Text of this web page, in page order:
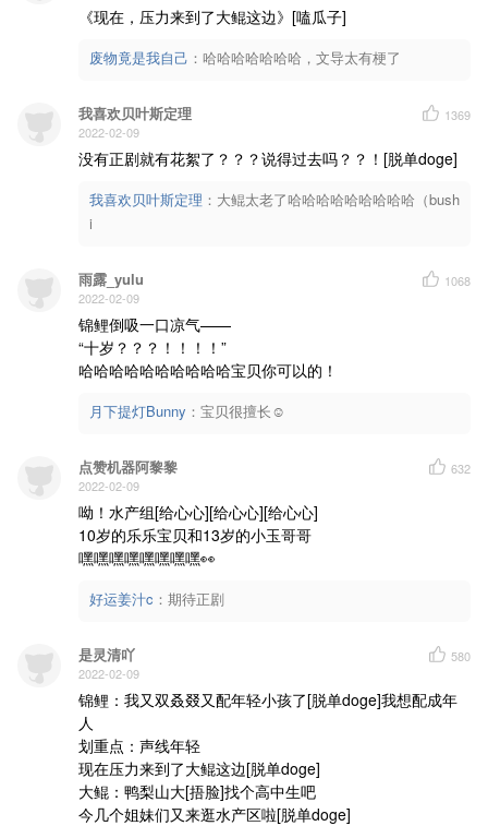
《现在，压力来到了大鲲这边》[嗑瓜子]
废物竟是我自己 ： 哈哈哈哈哈哈哈，文导太有梗了
我喜欢贝叶斯定理
2022-02-09
1369
没有正剧就有花絮了？？？说得过去吗？？！[脱单doge]
我喜欢贝叶斯定理 ： 大鲲太老了哈哈哈哈哈哈哈哈哈（bush
i
雨露_yulu
2022-02-09
1068
锦鲤倒吸一口凉气——
“十岁？？？！！！！”
哈哈哈哈哈哈哈哈哈哈宝贝你可以的！
月下提灯Bunny ： 宝贝很擅长☺️
点赞机器阿黎黎
2022-02-09
632
呦！水产组[给心心][给心心][给心心]
10岁的乐乐宝贝和13岁的小玉哥哥
嘿嘿嘿嘿嘿嘿嘿嘿👀
好运姜汁c ： 期待正剧
是灵清吖
2022-02-09
580
锦鲤：我又双叒叕又配年轻小孩了[脱单doge]我想配成年
人
划重点：声线年轻
现在压力来到了大鲲这边[脱单doge]
大鲲：鸭梨山大[捂脸]找个高中生吧
今几个姐妹们又来逛水产区啦[脱单doge]